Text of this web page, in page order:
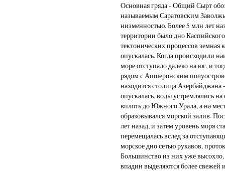
Основная гряда - Общий Сырт
называемым Саратовским
низменностью. Более 5 млн лет
территории было дно
тектонических процессов земная
опускалась. Когда происходили
море отступало далеко на юг, и
рядом с Апшеронским
находится столица Азербайджана
опускалась, воды устремлялись
вплоть до Южного Урала, а на
образовывался морской залив.
лет назад, и затем уровень моря
перемещалась вслед за
морское дно сетью рукавов,
Большинство из них уже
впадин выделяются более свежей